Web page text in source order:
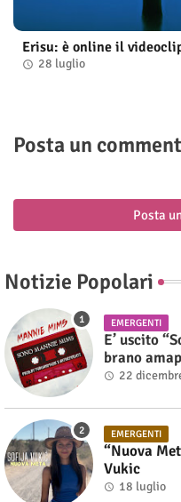
Erisu: è online il
28 luglio
Posta un
Posta
Notizie Popolari
EMERGENTI
E’ uscito
brano
22
EMERGENTI
“Nuova
Vukic
18 luglio